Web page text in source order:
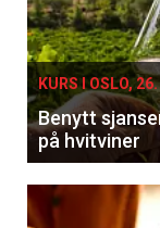
KURS I OSLO,
Benytt
på hvitviner